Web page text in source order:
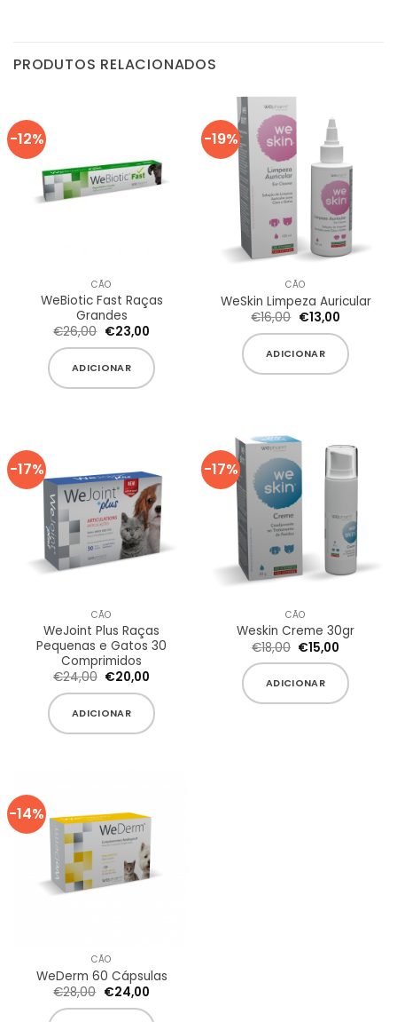
PRODUTOS RELACIONADOS
-12%
CÃO
WeBiotic Fast Raças
Grandes
€26,00 O
preço
original
era:
€26,00.
€23,00O
atual
é:
€23,00.
ADICIONAR
-19%
CÃO
WeSkin Limpeza Auricular
€16,00 O
preço
original
era:
€16,00.
€13,00O
atual
é:
€13,00.
ADICIONAR
-17%
CÃO
WeJoint Plus Raças
Pequenas e Gatos 30
Comprimidos
€24,00 O
preço
original
era:
€24,00.
€20,00
atual
é:
€20,00.
ADICIONAR
-17%
CÃO
Weskin Creme 30gr
€18,00 O
preço
original
era:
€15,00
atual
é:
€15,00.
ADICIONAR
-14%
CÃO
WeDerm 60 Cápsulas
€28,00 O
preço
original
€24,00O
atual